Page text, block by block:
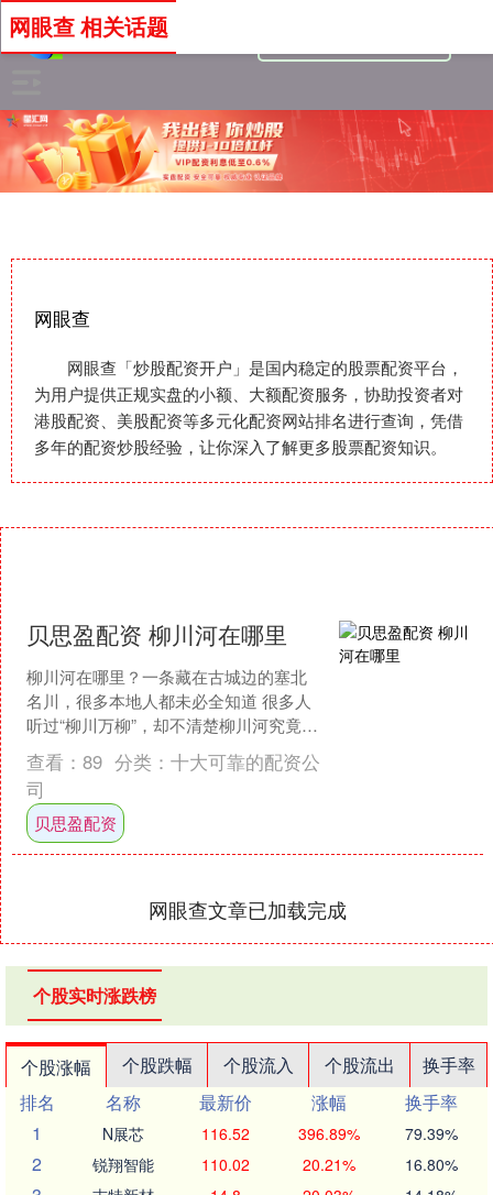
网眼查
网眼查「炒股配资开户」是国内稳定的股票配资平台，
为用户提供正规实盘的小额、大额配资服务，协助投资者对
港股配资、美股配资等多元化配资网站排名进行查询，凭借
多年的配资炒股经验，让你深入了解更多股票配资知识。
网眼查 相关话题
贝思盈配资 柳川河在哪里
柳川河在哪里？一条藏在古城边的塞北
名川，很多本地人都未必全知道 很多人
听过“柳川万柳”，却不清楚柳川河究竟在
何处。这条见证千年沧桑的河流，就在
河北省张家口市宣化....
查看： 89 分类： 十大可靠的配资公
司
贝思盈配资
网眼查文章已加载完成
个股实时涨跌榜
个股涨幅 个股跌幅 个股流入 个股流出
换手率
排名
名称 最新价 涨幅
换手率
1
N展芯 116.52 396.89% 79.39%
2 锐翔智能 110.02 20.21% 16.80%